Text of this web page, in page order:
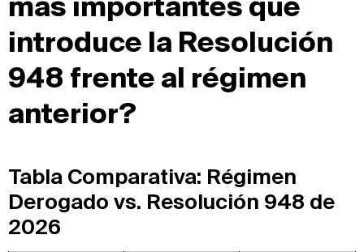
introduce la Resolución
948 frente al régimen
anterior?
Tabla Comparativa: Régimen
Derogado vs. Resolución 948 de
2026